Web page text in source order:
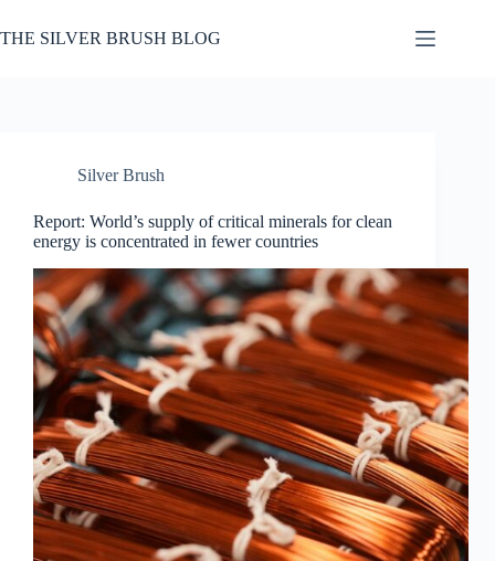
to
content
THE SILVER BRUSH BLOG
Silver Brush
Report: World’s supply of critical minerals for clean
energy is concentrated in fewer countries